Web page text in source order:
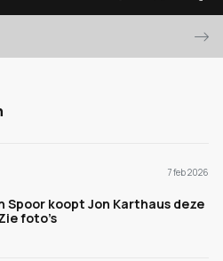
7 feb 2026
Spoor koopt Jon Karthaus deze
foto’s